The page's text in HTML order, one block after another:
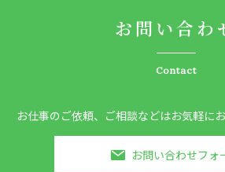
お問い合わ
Contact
お仕事のご依頼、ご相談などはお気軽に
お問い合わせフォ